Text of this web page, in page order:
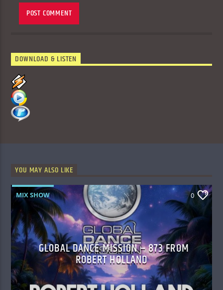
DOWNLOAD & LISTEN
YOU MAY ALSO LIKE
MIX SHOW 0
GLOBAL DANCE MISSION – 873 FROM
ROBERT HOLLAND